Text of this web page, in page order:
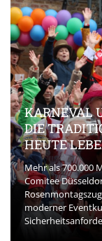
KARNEVAL
DIE
HEUTE
Mehr als 700.000
Comitee
moderner